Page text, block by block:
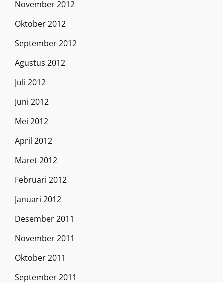
November 2012
Oktober 2012
September 2012
Agustus 2012
Juli 2012
Juni 2012
Mei 2012
April 2012
Maret 2012
Februari 2012
Januari 2012
Desember 2011
November 2011
Oktober 2011
September 2011